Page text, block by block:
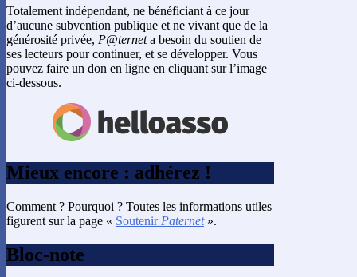
Totalement indépendant, ne bénéficiant à ce jour
d’aucune subvention publique et ne vivant que de la
générosité privée, P@terneta besoin du soutien de
ses lecteurs pour continuer, et se développer. Vous
pouvez faire un don en ligne en cliquant sur l’image
ci-dessous.
Mieux encore : adhérez !
Comment ? Pourquoi ? Toutes les informations utiles
figurent sur la page « Soutenir Paternet».
Bloc-note